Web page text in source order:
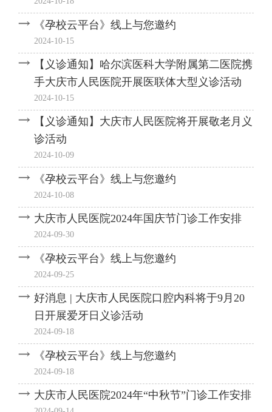
《孕校云平台》线上与您邀约
2024-10-15
【义诊通知】哈尔滨医科大学附属第二医院携
手大庆市人民医院开展医联体大型义诊活动
2024-10-15
【义诊通知】大庆市人民医院将开展敬老月义
诊活动
2024-10-09
《孕校云平台》线上与您邀约
2024-10-08
大庆市人民医院2024年国庆节门诊工作安排
2024-09-30
《孕校云平台》线上与您邀约
2024-09-25
好消息 | 大庆市人民医院口腔内科将于9月20
日开展爱牙日义诊活动
2024-09-18
《孕校云平台》线上与您邀约
2024-09-18
大庆市人民医院2024年“中秋节”门诊工作安排